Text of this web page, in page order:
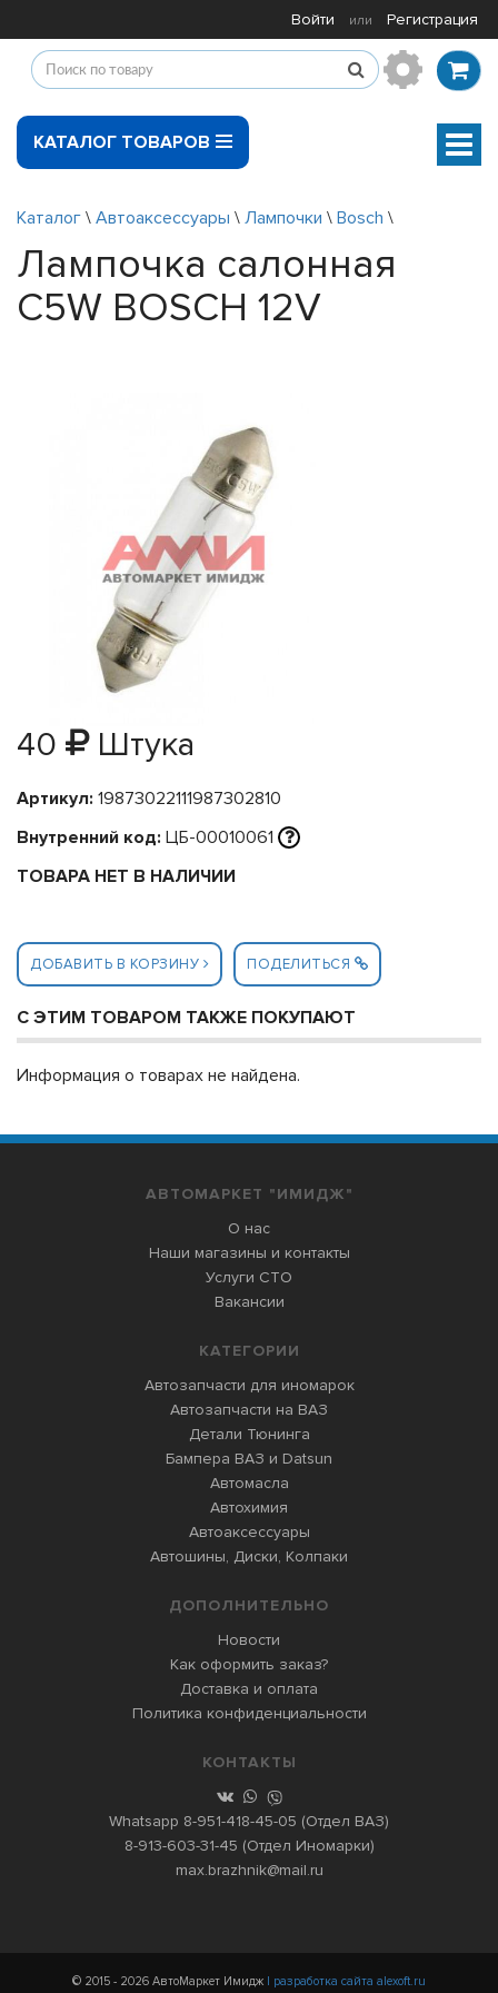
Войти или Регистрация
КАТАЛОГ ТОВАРОВ
Каталог \ Автоаксессуары \ Лампочки \ Bosch \
Лампочка салонная
C5W BOSCH 12V
40 Штука
Артикул: 19873022111987302810
Внутренний код: ЦБ-00010061
ТОВАРА НЕТ В НАЛИЧИИ
ДОБАВИТЬ В КОРЗИНУ ПОДЕЛИТЬСЯ
С ЭТИМ ТОВАРОМ ТАКЖЕ ПОКУПАЮТ
Информация о товарах не найдена.
АВТОМАРКЕТ "ИМИДЖ"
О нас
Наши магазины и контакты
Услуги СТО
Вакансии
КАТЕГОРИИ
Автозапчасти для иномарок
Автозапчасти на ВАЗ
Детали Тюнинга
Бампера ВАЗ и Datsun
Автомасла
Автохимия
Автоаксессуары
Автошины, Диски, Колпаки
ДОПОЛНИТЕЛЬНО
Новости
Как оформить заказ?
Доставка и оплата
Политика конфиденциальности
КОНТАКТЫ
Whatsapp 8-951-418-45-05 (Отдел ВАЗ)
8-913-603-31-45 (Отдел Иномарки)
max.brazhnik@mail.ru
© 2015 - 2026 АвтоМаркет Имидж | разработка сайта alexoft.ru